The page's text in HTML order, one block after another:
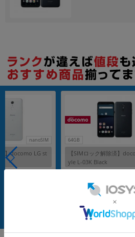
nanoSIM
】docomo LG st
64GB
【SIMロック解除済】
yle L-03K Black
付属品: 本体のみ
在庫数：1
中古Cランク